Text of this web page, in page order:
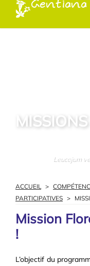
Gentiana
Leucojum
ACCUEIL >
PARTICIPATIVES >
Mission
!
L’objectif du